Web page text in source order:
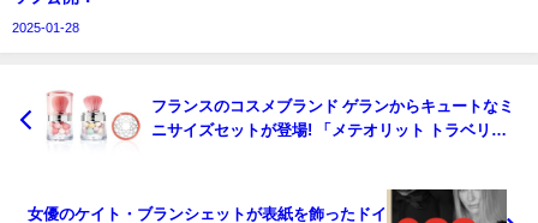
2025-01-28
フランスのコスメブランド ゲランからキュートなミ
ニサイズセットが登場! 「メテオリット トラベリン
女優のケイト・ブランシェットが表紙を飾ったドイ